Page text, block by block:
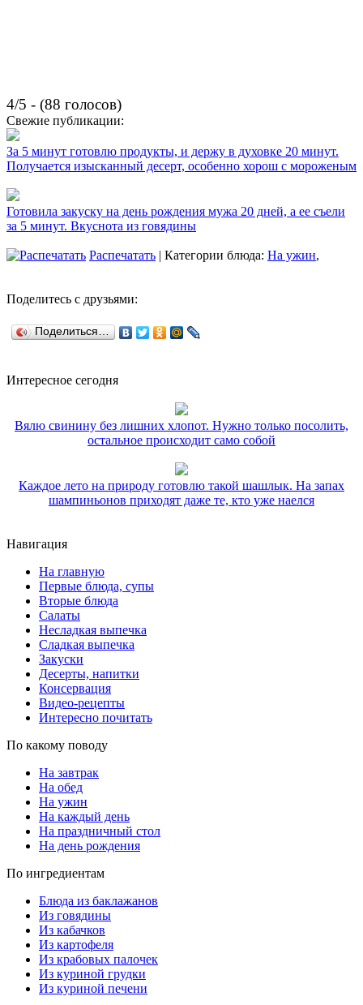
4/5 - (88 голосов)
Свежие публикации:
За 5 минут готовлю продукты, и держу в духовке 20 минут.
Получается изысканный десерт, особенно хорош с мороженым
Готовила закуску на день рождения мужа 20 дней, а ее съели
за 5 минут. Вкуснота из говядины
Распечатать | Категории блюда: На ужин,
Поделитесь с друзьями:
Поделиться…
Интересное сегодня
Вялю свинину без лишних хлопот. Нужно только посолить,
остальное происходит само собой
Каждое лето на природу готовлю такой шашлык. На запах
шампиньонов приходят даже те, кто уже наелся
Навигация
На главную
Первые блюда, супы
Вторые блюда
Салаты
Несладкая выпечка
Сладкая выпечка
Закуски
Десерты, напитки
Консервация
Видео-рецепты
Интересно почитать
По какому поводу
На завтрак
На обед
На ужин
На каждый день
На праздничный стол
На день рождения
По ингредиентам
Блюда из баклажанов
Из говядины
Из кабачков
Из картофеля
Из крабовых палочек
Из куриной грудки
Из куриной печени